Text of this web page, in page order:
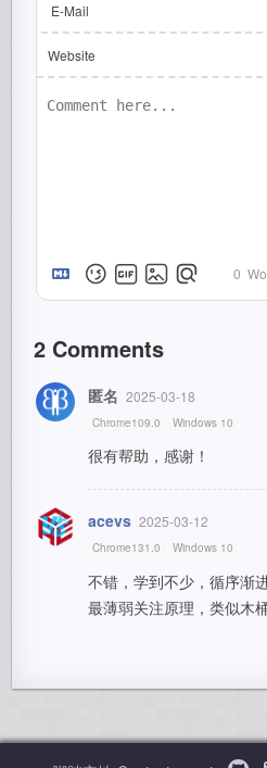
E-Mail
Website
0
2 Comments
匿名 2025-03-18
Chrome109.0 Windows 10
很有帮助，感谢！
acevs 2025-03-12
Chrome131.0 Windows 10
不错，学到不少，循序渐
最薄弱关注原理，类似木